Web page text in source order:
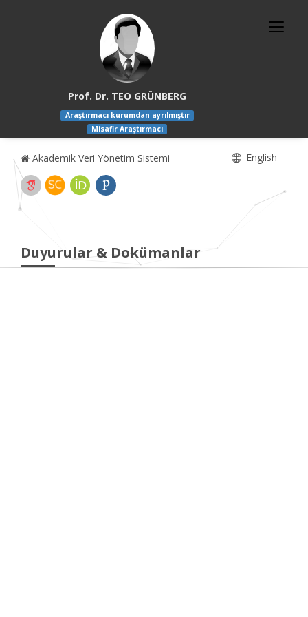
Prof. Dr. TEO GRÜNBERG
Araştırmacı kurumdan ayrılmıştır
Misafir Araştırmacı
Akademik Veri Yönetim Sistemi English
Duyurular & Dokümanlar